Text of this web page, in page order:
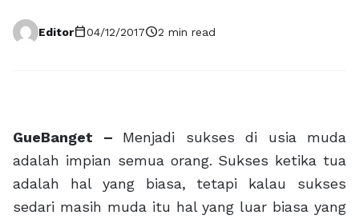
Editorcalendar_today04/12/2017schedule2 min read
GueBanget – Menjadi sukses di usia muda
adalah impian semua orang. Sukses ketika tua
adalah hal yang biasa, tetapi kalau sukses
sedari masih muda itu hal yang luar biasa yang